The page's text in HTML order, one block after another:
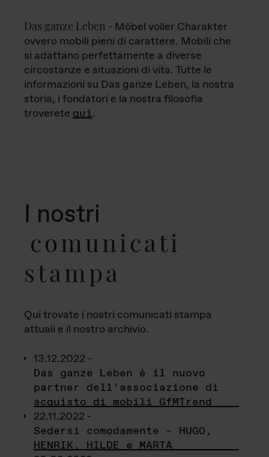
Das ganze Leben - Möbel voller Charakter
ovvero mobili pieni di carattere. Mobili che
si adattano perfettamente a diverse
circostanze e situazioni di vita. Tutte le
informazioni su Das ganze Leben, la nostra
storia, i fondatori e la nostra filosofia
troverete qui.
I nostri
comunicati
stampa
Qui trovate i nostri comunicati stampa
attuali e il nostro archivio.
13.12.2022 -
Das ganze Leben è il nuovo
partner dell’associazione di
acquisto di mobili GfMTrend
22.11.2022 -
Sedersi comodamente – HUGO,
HENRIK, HILDE e MARTA